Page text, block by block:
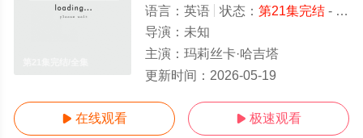
语言： 英语 状态： 第21集完结- 免费在线播放
导演： 未知
主演： 玛莉丝卡·哈吉塔
更新时间： 2026-05-19
 在线观看  极速观看